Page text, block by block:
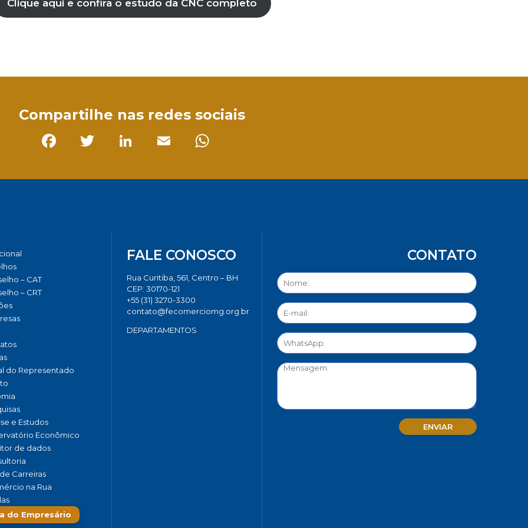
Clique aqui e confira o estudo da CNC completo
Compartilhe nas redes sociais
– CAT
– CRT
do Representado
e Estudos
Econômico
de dados
Carreiras
na Rua
do Empresário
FALE CONOSCO
Rua Curitiba, 561, Centro – BH
CEP: 30170-121
+55 (31) 3270-3300
contato@fecomerciomg.org.br
DEPARTAMENTOS
CONTATO